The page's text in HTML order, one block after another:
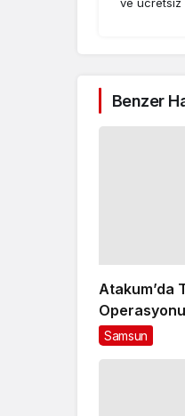
ve ücretsiz
Benzer
Atakum’da
Samsun